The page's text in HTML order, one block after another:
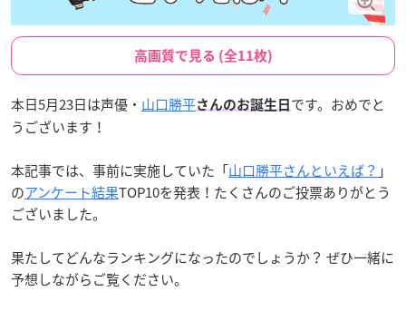
高画質で見る (全11枚)
本日5月23日は声優・ 山口勝平さんのお誕生日 です。おめでと
うございます！
本記事では、事前に実施していた「山口勝平さんといえば？ 」
のアンケート結果TOP10を発表！たくさんのご投票ありがとう
ございました。
果たしてどんなランキングになったのでしょうか？ ぜひ一緒に
予想しながらご覧ください。